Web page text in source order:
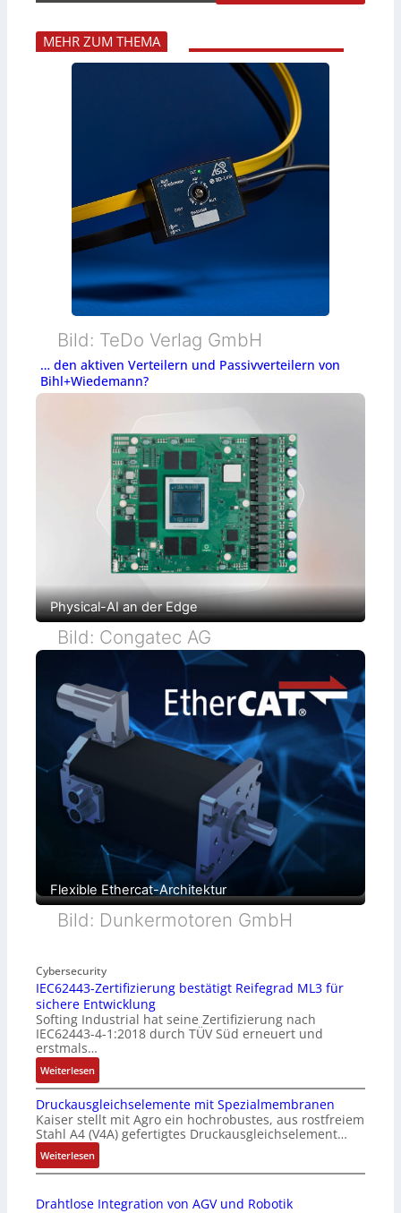
MEHR ZUM THEMA
Bild: TeDo Verlag GmbH
… den aktiven Verteilern und Passivverteilern von
Bihl+Wiedemann?
Physical-AI an der Edge
Bild: Congatec AG
Flexible Ethercat-Architektur
Bild: Dunkermotoren GmbH
Cybersecurity
IEC62443-Zertifizierung bestätigt Reifegrad ML3 für
sichere Entwicklung
Softing Industrial hat seine Zertifizierung nach
IEC62443-4-1:2018 durch TÜV Süd erneuert und
erstmals…
Weiterlesen:
I
E
6
2
4
Druckausgleichselemente mit Spezialmembranen
Kaiser stellt mit Agro ein hochrobustes, aus rostfreiem
Stahl A4 (V4A) gefertigtes Druckausgleichselement…
Weiterlesen:
D
u
Drahtlose Integration von AGV und Robotik